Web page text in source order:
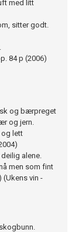
med litt
sitter godt.
84 p (2006)
og bærpreget
og jern.
og lett
alene.
men som fint
(Ukens vin -